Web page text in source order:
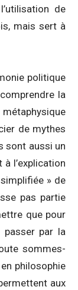
de
mais sert à
politique
la
de mythes
sont aussi un
l’explication
» de
pas partie
que pour
passer par la
sommes-
philosophie
aux